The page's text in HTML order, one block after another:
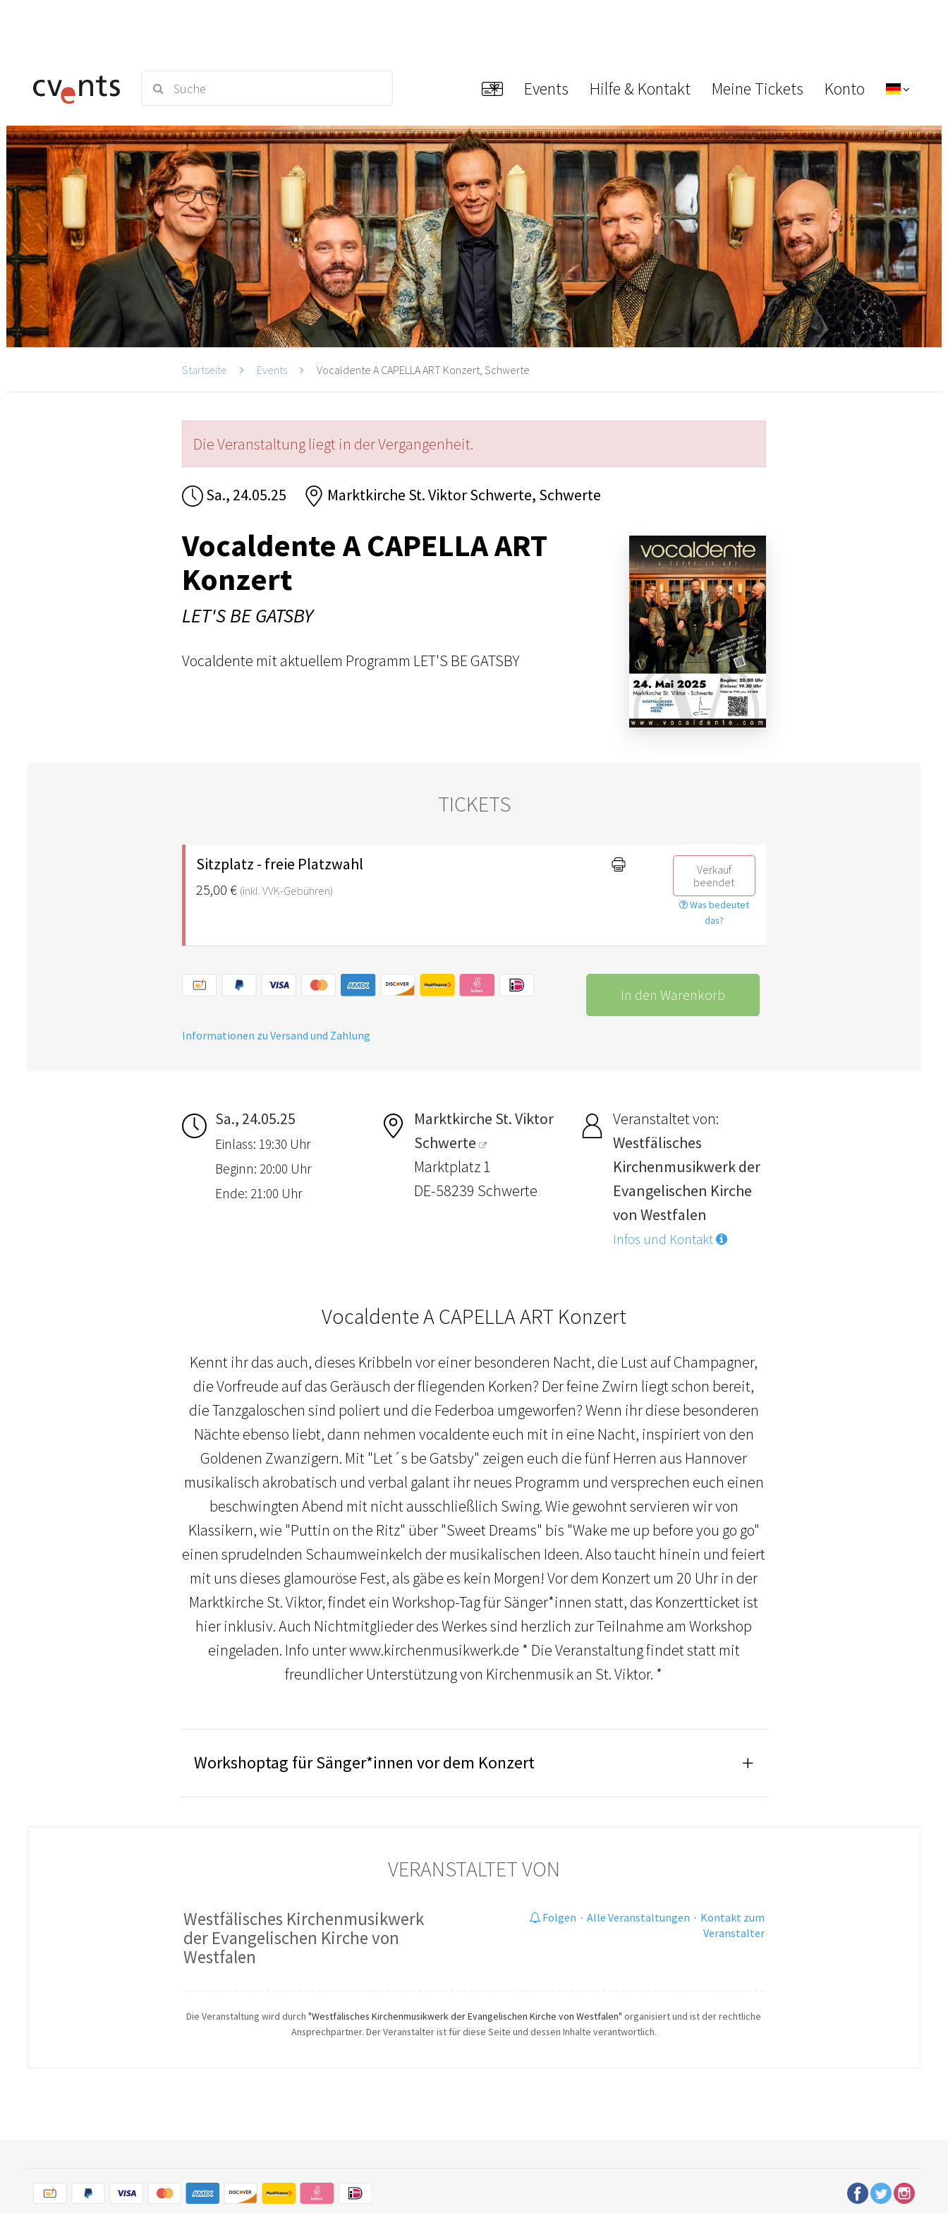
Events Hilfe & Kontakt Meine Tickets Konto
Startseite Events Vocaldente A CAPELLA ART Konzert, Schwerte
Die Veranstaltung liegt in der Vergangenheit.
Sa., 24.05.25 Marktkirche St. Viktor Schwerte, Schwerte
Vocaldente A CAPELLA ART
Konzert
LET'S BE GATSBY
Vocaldente mit aktuellem Programm LET'S BE GATSBY
TICKETS
Sitzplatz - freie Platzwahl
25,00 € (inkl. VVK-Gebühren)
Verkauf
beendet
Was bedeutet
das?
In den Warenkorb
Informationen zu Versand und Zahlung
Sa., 24.05.25
Einlass: 19:30 Uhr
Beginn: 20:00 Uhr
Ende: 21:00 Uhr
Marktkirche St. Viktor
Schwerte
Marktplatz 1
DE-58239 Schwerte
Veranstaltet von:
Westfälisches
Kirchenmusikwerk der
Evangelischen Kirche
von Westfalen
Infos und Kontakt
Vocaldente A CAPELLA ART Konzert
Kennt ihr das auch, dieses Kribbeln vor einer besonderen Nacht, die Lust auf Champagner,
die Vorfreude auf das Geräusch der fliegenden Korken? Der feine Zwirn liegt schon bereit,
die Tanzgaloschen sind poliert und die Federboa umgeworfen? Wenn ihr diese besonderen
Nächte ebenso liebt, dann nehmen vocaldente euch mit in eine Nacht, inspiriert von den
Goldenen Zwanzigern. Mit "Let´s be Gatsby" zeigen euch die fünf Herren aus Hannover
musikalisch akrobatisch und verbal galant ihr neues Programm und versprechen euch einen
beschwingten Abend mit nicht ausschließlich Swing. Wie gewohnt servieren wir von
Klassikern, wie "Puttin on the Ritz" über "Sweet Dreams" bis "Wake me up before you go go"
einen sprudelnden Schaumweinkelch der musikalischen Ideen. Also taucht hinein und feiert
mit uns dieses glamouröse Fest, als gäbe es kein Morgen! Vor dem Konzert um 20 Uhr in der
Marktkirche St. Viktor, findet ein Workshop-Tag für Sänger*innen statt, das Konzertticket ist
hier inklusiv. Auch Nichtmitglieder des Werkes sind herzlich zur Teilnahme am Workshop
eingeladen. Info unter www.kirchenmusikwerk.de * Die Veranstaltung findet statt mit
freundlicher Unterstützung von Kirchenmusik an St. Viktor. *
Workshoptag für Sänger*innen vor dem Konzert
VERANSTALTET VON
Westfälisches Kirchenmusikwerk
der Evangelischen Kirche von
Westfalen
Folgen · Alle Veranstaltungen · Kontakt zum
Veranstalter
Die Veranstaltung wird durch"Westfälisches Kirchenmusikwerk der Evangelischen Kirche von Westfalen" organisiert und ist der rechtliche
Ansprechpartner. Der Veranstalter ist für diese Seite und dessen Inhalte verantwortlich.